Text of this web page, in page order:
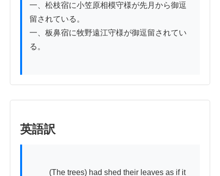
一、松枝宿に小笠原相模守様が先月から御逗
留されている。
一、板鼻宿に牧野遠江守様が御逗留されてい
る。
英語訳